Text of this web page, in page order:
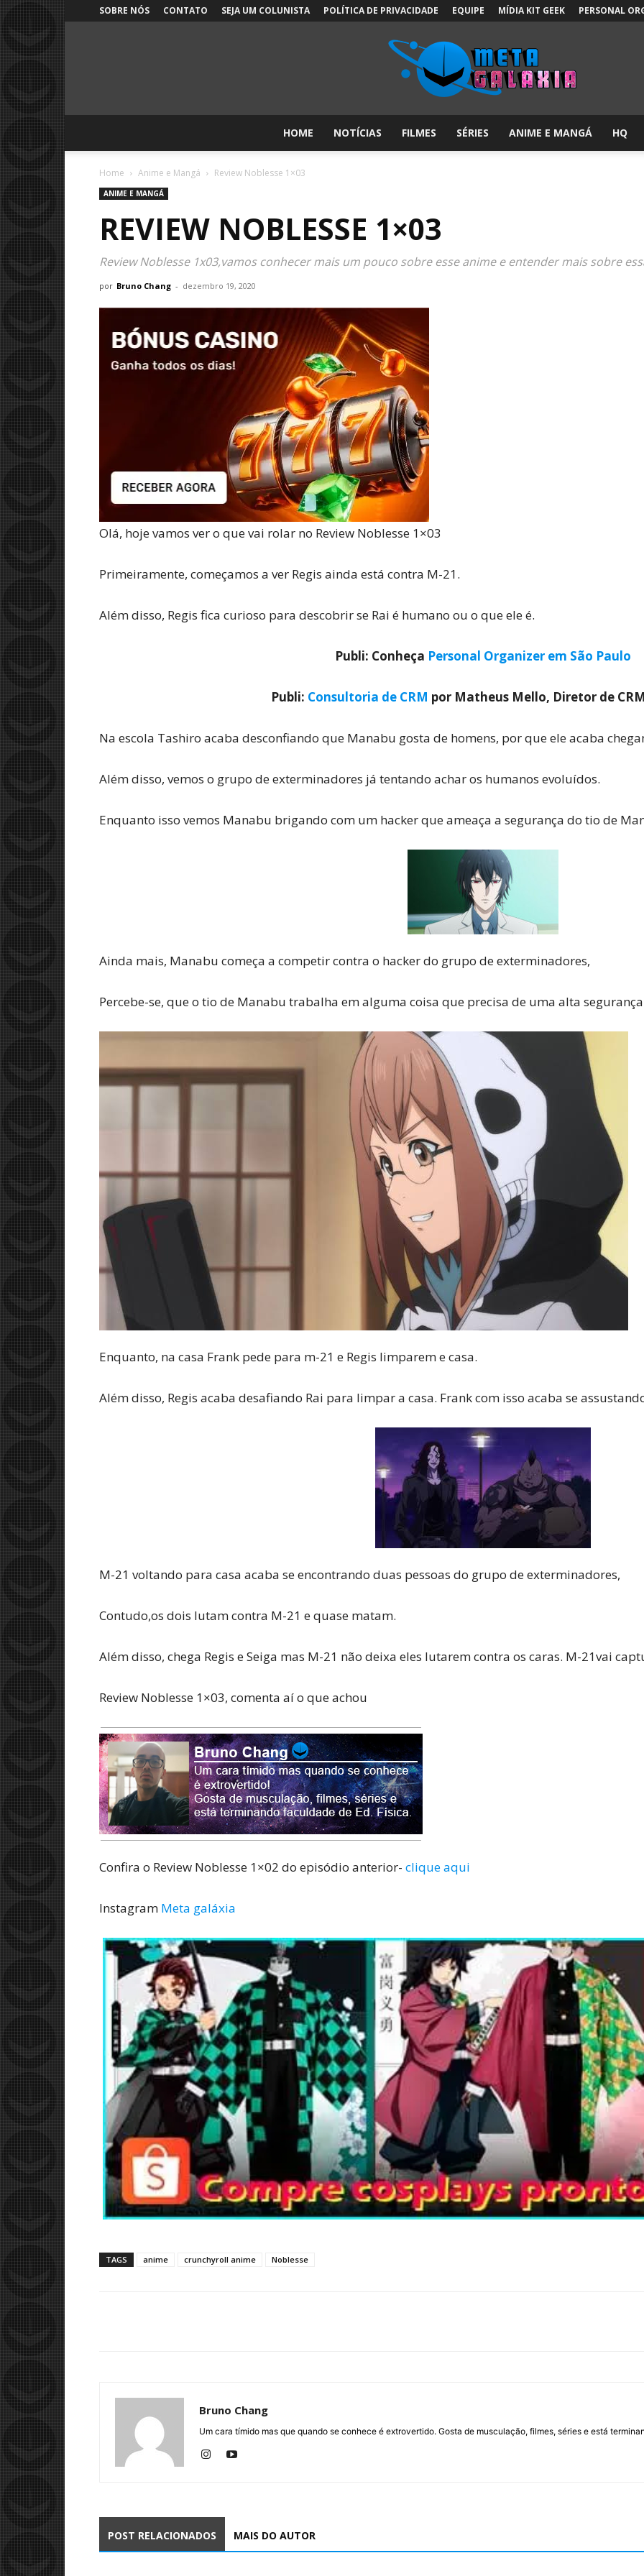
SOBRE NÓS CONTATO SEJA UM COLUNISTA POLÍTICA DE PRIVACIDADE EQUIPE MÍDIA KIT GEEK PERSONAL
sobre
Cultura
HOME NOTÍCIAS FILMES SÉRIES ANIME E MANGÁ HQ
Home Anime e Mangá Review Noblesse 1×03
ANIME E MANGÁ
REVIEW NOBLESSE 1×03
Review Noblesse 1x03,vamos conhecer mais um pouco sobre esse anime e entender mais sobre
por Bruno Chang - dezembro 19, 2020
Olá, hoje vamos ver o que vai rolar no Review Noblesse 1×03
Primeiramente, começamos a ver Regis ainda está contra M-21.
Além disso, Regis fica curioso para descobrir se Rai é humano ou o que ele é.
Publi: Conheça Personal Organizer em São Paulo
Publi: Consultoria de CRM por Matheus Mello, Diretor de
Na escola Tashiro acaba desconfiando que Manabu gosta de homens, por que ele acaba
Além disso, vemos o grupo de exterminadores já tentando achar os humanos evoluídos.
Enquanto isso vemos Manabu brigando com um hacker que ameaça a segurança do tio de
Ainda mais, Manabu começa a competir contra o hacker do grupo de exterminadores,
Percebe-se, que o tio de Manabu trabalha em alguma coisa que precisa de uma alta
Enquanto, na casa Frank pede para m-21 e Regis limparem e casa.
Além disso, Regis acaba desafiando Rai para limpar a casa. Frank com isso acaba se
M-21 voltando para casa acaba se encontrando duas pessoas do grupo de exterminadores,
Contudo,os dois lutam contra M-21 e quase matam.
Além disso, chega Regis e Seiga mas M-21 não deixa eles lutarem contra os caras. M-21vai
Review Noblesse 1×03, comenta aí o que achou
Confira o Review Noblesse 1×02 do episódio anterior- clique aqui
Instagram Meta galáxia
TAGS anime crunchyroll anime Noblesse
Bruno Chang
Um cara tímido mas que quando se conhece é extrovertido. Gosta de musculação, filmes, séries e está
POST RELACIONADOS MAIS DO AUTOR